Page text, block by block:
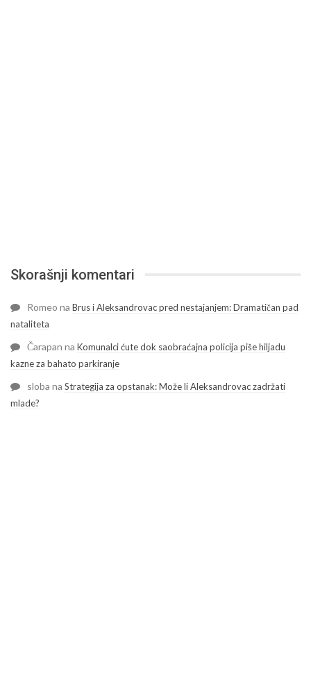
Skorašnji komentari
Romeo na Brus i Aleksandrovac pred nestajanjem: Dramatičan pad
nataliteta
Čarapan na Komunalci ćute dok saobraćajna policija piše hiljadu
kazne za bahato parkiranje
sloba na Strategija za opstanak: Može li Aleksandrovac zadržati
mlade?